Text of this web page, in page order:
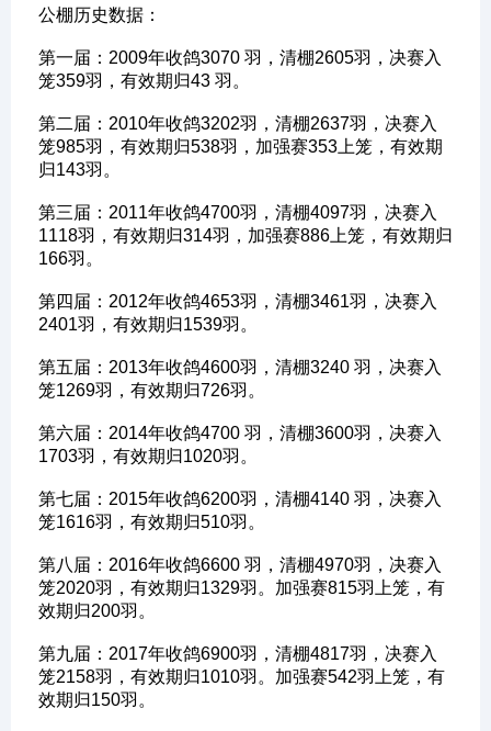
公棚历史数据：
第一届：2009年收鸽3070 羽，清棚2605羽，决赛入
笼359羽，有效期归43 羽。
第二届：2010年收鸽3202羽，清棚2637羽，决赛入
笼985羽，有效期归538羽，加强赛353上笼，有效期
归143羽。
第三届：2011年收鸽4700羽，清棚4097羽，决赛入
1118羽，有效期归314羽，加强赛886上笼，有效期归
166羽。
第四届：2012年收鸽4653羽，清棚3461羽，决赛入
2401羽，有效期归1539羽。
第五届：2013年收鸽4600羽，清棚3240 羽，决赛入
笼1269羽，有效期归726羽。
第六届：2014年收鸽4700 羽，清棚3600羽，决赛入
1703羽，有效期归1020羽。
第七届：2015年收鸽6200羽，清棚4140 羽，决赛入
笼1616羽，有效期归510羽。
第八届：2016年收鸽6600 羽，清棚4970羽，决赛入
笼2020羽，有效期归1329羽。加强赛815羽上笼，有
效期归200羽。
第九届：2017年收鸽6900羽，清棚4817羽，决赛入
笼2158羽，有效期归1010羽。加强赛542羽上笼，有
效期归150羽。